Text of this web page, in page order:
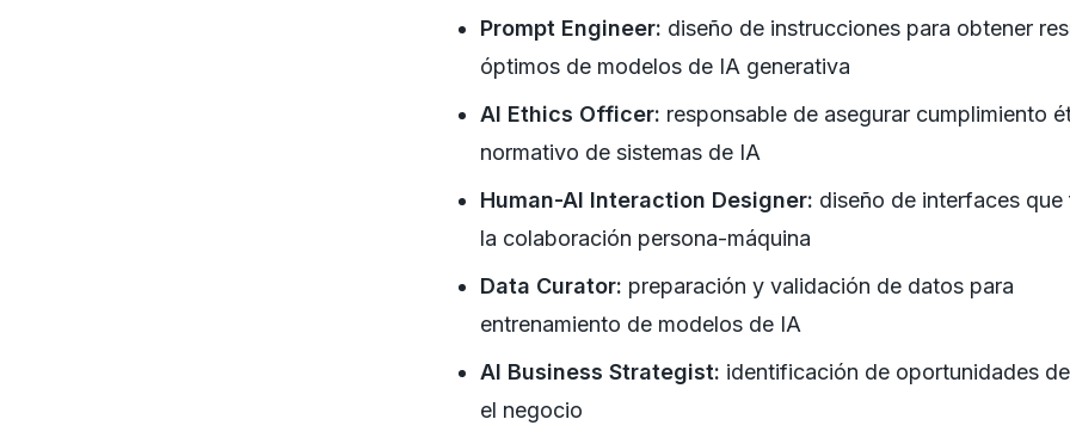
Prompt Engineer: diseño de instrucciones para obtener
óptimos de modelos de IA generativa
AI Ethics Officer: responsable de asegurar cumplimiento
normativo de sistemas de IA
Human-AI Interaction Designer: diseño de interfaces que
la colaboración persona-máquina
Data Curator: preparación y validación de datos para
entrenamiento de modelos de IA
AI Business Strategist: identificación de oportunidades
el negocio